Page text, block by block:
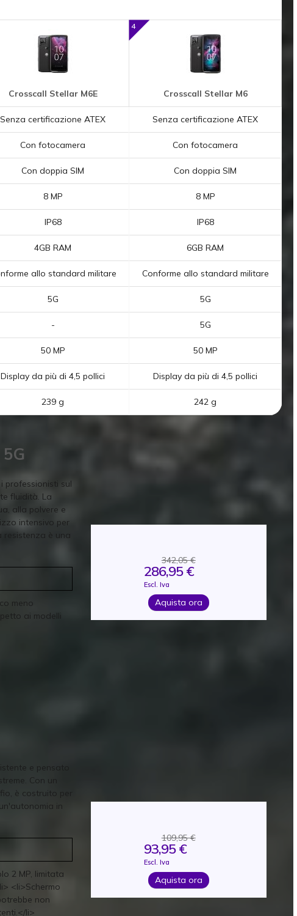
Crosscall Stellar M6E
4
Crosscall Stellar M6
Senza certificazione ATEX Senza certificazione ATEX
Con fotocamera Con fotocamera
Con doppia SIM Con doppia SIM
8 MP 8 MP
IP68 IP68
4GB RAM 6GB RAM
allo standard militare Conforme allo standard militare
5G 5G
- 5G
50 MP 50 MP
Display da più di 4,5 pollici Display da più di 4,5 pollici
239 g 242 g
professionisti sul
fluidità. La
alla polvere e
intensivo per
è una
meno
ai modelli
342,05 €
286,95 €
Escl. Iva
Aquista ora
e pensato
Con un
è costruito per
in
2 MP, limitata
<li>Schermo
non
li>
109,95 €
93,95 €
Escl. Iva
Aquista ora